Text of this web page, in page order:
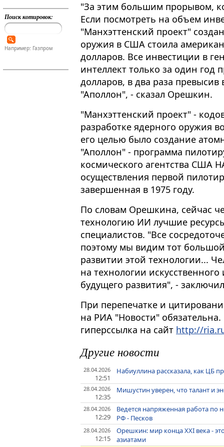
Поиск котировок:
Например: Газпром
"За этим большим прорывом,
Если посмотреть на объем
"Манхэттенский проект"
оружия в США стоила
долларов. Все инвестиции в
интеллект только за один год
долларов, в два раза
"Аполлон", - сказал Орешкин.
"Манхэттенский проект" -
разработке ядерного оружия
его целью было создание
"Аполлон" - программа
космического агентства США
осуществления первой
завершенная в 1975 году.
По словам Орешкина, сейчас
технологию ИИ лучшие
специалистов. "Все
поэтому мы видим тот
развитии этой технологии...
на технологии
будущего развития", -
При перепечатке и
на РИА "Новости"
гиперссылка на сайт http://
Другие новости
28.04.2026
12:51
Набиуллина рассказала, как ЦБ
28.04.2026
12:35
Мишустин уверен, что талант и
28.04.2026
12:29
Ведется напряженная работа по
РФ - Песков
28.04.2026
12:15
Орешкин: мир конца XXI века -
азиатами